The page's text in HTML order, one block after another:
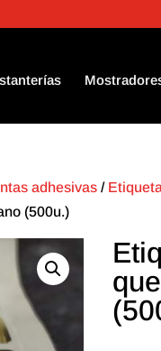
adhesivas /
(500u.)